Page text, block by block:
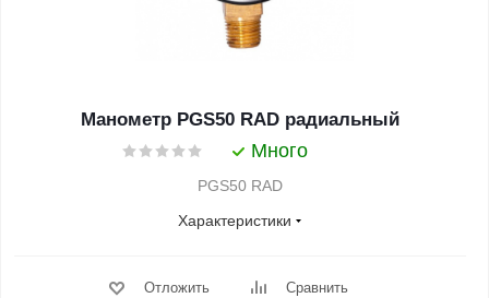
Манометр PGS50 RAD радиальный
Много
PGS50 RAD
Характеристики
Отложить Сравнить